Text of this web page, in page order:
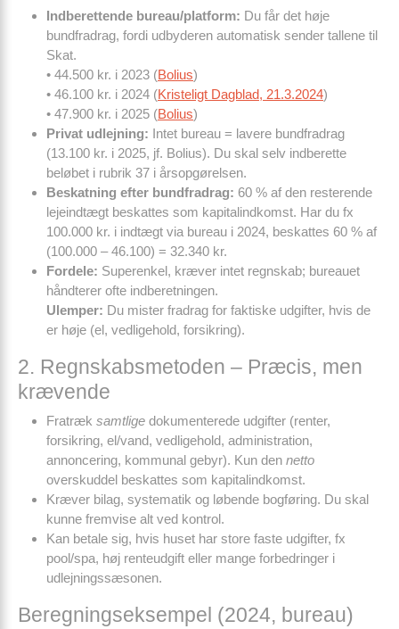
Indberettende bureau/platform: Du får det høje
bundfradrag, fordi udbyderen automatisk sender tallene til
Skat.
• 44.500 kr. i 2023 (Bolius)
• 46.100 kr. i 2024 (Kristeligt Dagblad, 21.3.2024)
• 47.900 kr. i 2025 (Bolius)
Privat udlejning: Intet bureau = lavere bundfradrag
(13.100 kr. i 2025, jf. Bolius). Du skal selv indberette
beløbet i rubrik 37 i årsopgørelsen.
Beskatning efter bundfradrag: 60 % af den resterende
lejeindtægt beskattes som kapitalindkomst. Har du fx
100.000 kr. i indtægt via bureau i 2024, beskattes 60 % af
(100.000 – 46.100) = 32.340 kr.
Fordele: Superenkel, kræver intet regnskab; bureauet
håndterer ofte indberetningen.
Ulemper: Du mister fradrag for faktiske udgifter, hvis de
er høje (el, vedligehold, forsikring).
2. Regnskabsmetoden – Præcis, men
krævende
Fratræk samtlige dokumenterede udgifter (renter,
forsikring, el/vand, vedligehold, administration,
annoncering, kommunal gebyr). Kun den netto
overskuddel beskattes som kapitalindkomst.
Kræver bilag, systematik og løbende bogføring. Du skal
kunne fremvise alt ved kontrol.
Kan betale sig, hvis huset har store faste udgifter, fx
pool/spa, høj renteudgift eller mange forbedringer i
udlejningssæsonen.
Beregningseksempel (2024, bureau)